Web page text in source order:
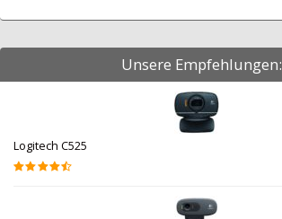
Unsere Empfehlungen:
Logitech C525